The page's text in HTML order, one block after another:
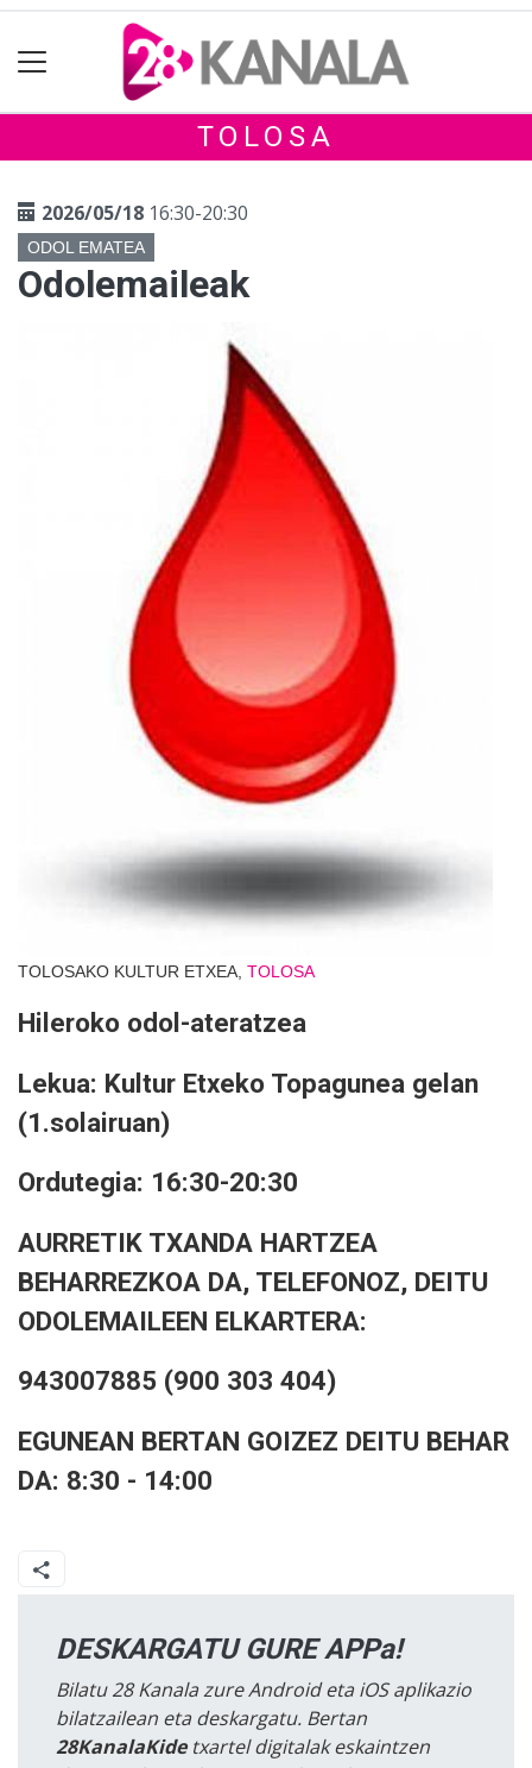
TOLOSA
2026/05/18 16:30-20:30
ODOL EMATEA
Odolemaileak
TOLOSAKO KULTUR ETXEA, TOLOSA
Hileroko odol-ateratzea
Lekua: Kultur Etxeko Topagunea gelan
(1.solairuan)
Ordutegia: 16:30-20:30
AURRETIK TXANDA HARTZEA
BEHARREZKOA DA, TELEFONOZ, DEITU
ODOLEMAILEEN ELKARTERA:
943007885 (900 303 404)
EGUNEAN BERTAN GOIZEZ DEITU BEHAR
DA: 8:30 - 14:00
DESKARGATU GURE APPa!
Bilatu 28 Kanala zure Android eta iOS aplikazio
bilatzailean eta deskargatu. Bertan
28KanalaKidetxartel digitalak eskaintzen